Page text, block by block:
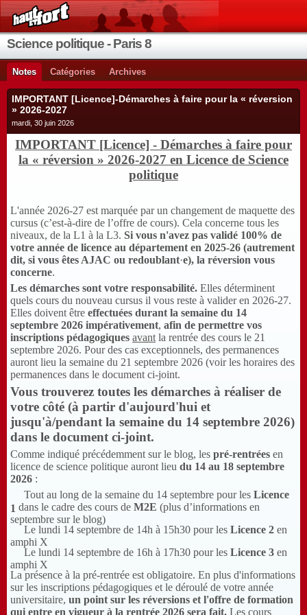
Science politique - Paris 8
Notes Catégories Archives
IMPORTANT [Licence]-Démarches à faire pour la « réversion
» 2026-2027
mardi, 30 juin 2026
IMPORTANT [Licence] - Démarches à faire pour
la « réversion » 2026-2027 en Licence de Science
politique
L'année 2026-27 est marquée par un changement de maquette des
cursus (c’est-à-dire de l’offre de cours). Cela concerne tous les
niveaux, de la L1 à la L3. Si vous n'avez pas validé 100% de
votre année de licence au département en 2025-26 (autrement
dit, si vous êtes AJAC ou redoublant·e), la réversion vous
concerne.
Les démarches sont votre responsabilité. Elles déterminent
quels cours du nouveau cursus il vous reste à valider en 2026-27.
Elles doivent être effectuées durant la semaine du 14
septembre 2026 impérativement, afin de permettre vos
inscriptions pédagogiques avant la rentrée des cours le 21
septembre 2026. Pour des cas exceptionnels, des permanences
auront lieu la semaine du 21 septembre 2026 (voir les horaires des
permanences dans le document ci-joint.
Vous trouverez toutes les démarches à réaliser de
votre côté (à partir d'aujourd'hui et
jusqu'à/pendant la semaine du 14 septembre 2026)
dans le document ci-joint.
Comme indiqué précédemment sur le blog, les pré-rentrées en
licence de science politique auront lieu du 14 au 18 septembre
2026 :
Tout au long de la semaine du 14 septembre pour les Licence
1 dans le cadre des cours de M2E (plus d’informations en
septembre sur le blog)
Le lundi 14 septembre de 14h à 15h30 pour les Licence 2 en
amphi X
Le lundi 14 septembre de 16h à 17h30 pour les Licence 3 en
amphi X
La présence à la pré-rentrée est obligatoire. En plus d'informations
sur les inscriptions pédagogiques et le déroulé de votre année
universitaire, un point sur les réversions et l'offre de formation
qui entre en vigueur à la rentrée 2026 sera fait. Les cours